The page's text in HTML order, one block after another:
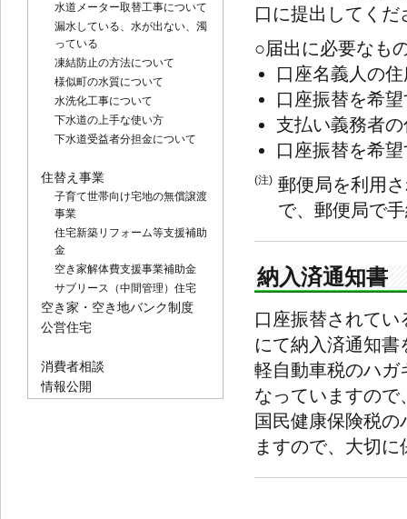
口に提出してくだ
○届出に必要なも
口座名義人の
口座振替を希
支払い義務者
口座振替を希
(注) 郵便局を利用
で、郵便局で
納入済通知書
口座振替されて
にて納入済通知
軽自動車税のハガ
なっていますの
国民健康保険税
ますので、大切
水道メーター取替工事について
漏水している、水が出ない、濁
っている
凍結防止の方法について
様似町の水質について
水洗化工事について
下水道の上手な使い方
下水道受益者分担金について
住替え事業
子育て世帯向け宅地の無償譲渡
事業
住宅新築リフォーム等支援補助
金
空き家解体費支援事業補助金
サブリース（中間管理）住宅
空き家・空き地バンク制度
公営住宅
消費者相談
情報公開